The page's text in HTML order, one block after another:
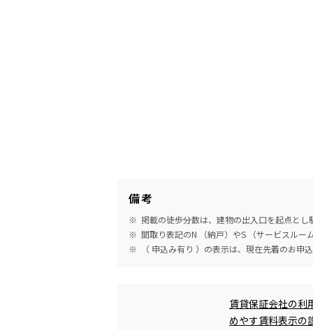
備考
掲載の徒歩分数は、建物の出入口を起点と
間取り表記のN （納戸）やS （サービスル
（ 申込み有り ）の表示は、現在先着のお
めやす賃料表示賃貸保証会社の利
めやす賃料表示の